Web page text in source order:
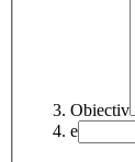
Obiectiv
e